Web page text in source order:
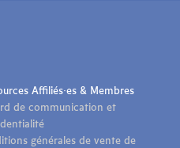
Affiliés·es & Membres
de communication et
générales de vente de